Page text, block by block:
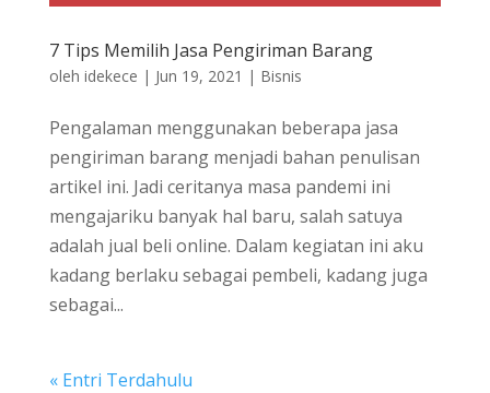
7 Tips Memilih Jasa Pengiriman Barang
oleh idekece | Jun 19, 2021 | Bisnis
Pengalaman menggunakan beberapa jasa
pengiriman barang menjadi bahan penulisan
artikel ini. Jadi ceritanya masa pandemi ini
mengajariku banyak hal baru, salah satuya
adalah jual beli online. Dalam kegiatan ini aku
kadang berlaku sebagai pembeli, kadang juga
sebagai...
« Entri Terdahulu